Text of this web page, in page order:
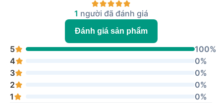
1 người đã đánh giá
Đánh giá sản phẩm
5
100%
4
0%
3
0%
2
0%
1
0%